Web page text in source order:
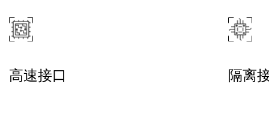
高速接口 隔离